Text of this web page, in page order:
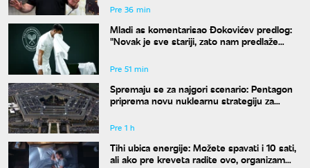
Pre 36 min
Mladi as komentarisao Đokovićev predlog:
"Novak je sve stariji, zato nam predlaže
Pre 51 min
Spremaju se za najgori scenario: Pentagon
priprema novu nuklearnu strategiju za
Pre 1 h
Tihi ubica energije: Možete spavati i 10 sati,
ali ako pre kreveta radite ovo, organizam